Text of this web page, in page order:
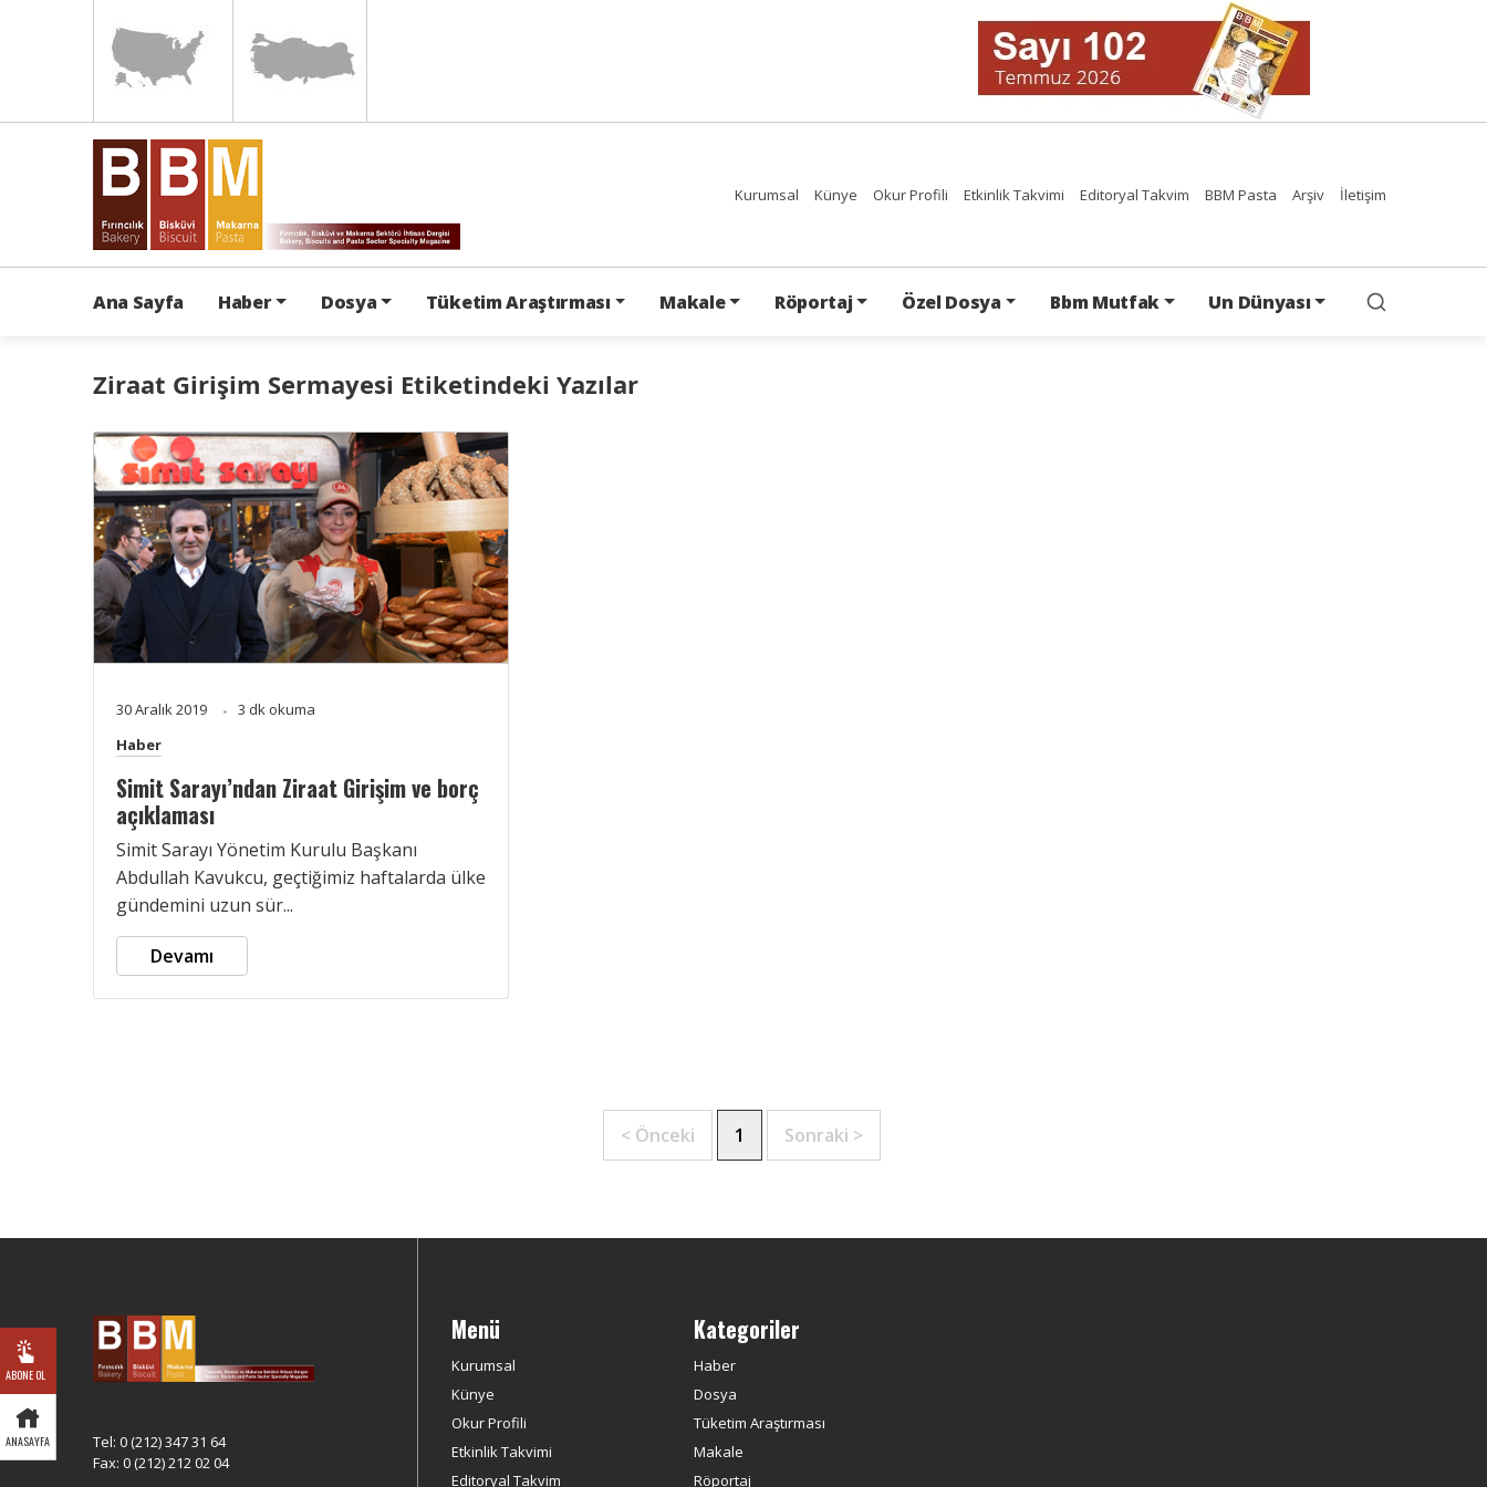
Kurumsal Künye Okur Profili Etkinlik Takvimi Editoryal Takvim BBM Pasta Arşiv İletişim
Ana Sayfa Haber Dosya Tüketim Araştırması Makale Röportaj Özel Dosya Bbm Mutfak Un Dünyası
ABONE OL
ANASAYFA
Ziraat Girişim Sermayesi Etiketindeki Yazılar
30 Aralık 2019
3 dk okuma
Haber
Simit Sarayı’ndan Ziraat Girişim ve borç
açıklaması
Simit Sarayı Yönetim Kurulu Başkanı
Abdullah Kavukcu, geçtiğimiz haftalarda ülke
gündemini uzun sür...
Devamı
< Önceki 1 Sonraki >
Tel: 0 (212) 347 31 64
Fax: 0 (212) 212 02 04
Menü
Kurumsal
Künye
Okur Profili
Etkinlik Takvimi
Editoryal Takvim
Kategoriler
Haber
Dosya
Tüketim Araştırması
Makale
Röportaj